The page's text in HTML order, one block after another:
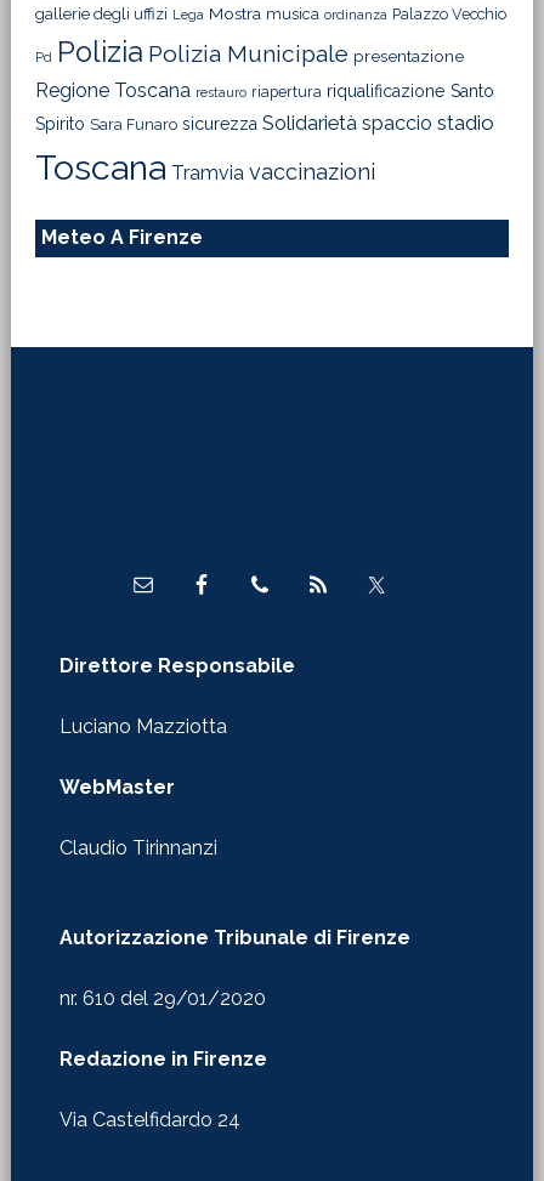
gallerie degli uffizi Lega Mostra musica ordinanza Palazzo Vecchio
Pd Polizia Polizia Municipale presentazione
Regione Toscana restauro riapertura riqualificazione Santo
Spirito Sara Funaro sicurezza Solidarietà spaccio stadio
Toscana Tramvia vaccinazioni
Meteo A Firenze
Direttore Responsabile
Luciano Mazziotta
WebMaster
Claudio Tirinnanzi
Autorizzazione Tribunale di Firenze
nr. 610 del 29/01/2020
Redazione in Firenze
Via Castelfidardo 24